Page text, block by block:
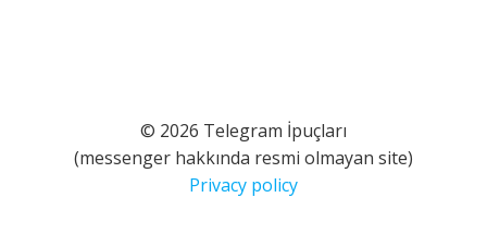
© 2026 Telegram İpuçları
(messenger hakkında resmi olmayan site)
Privacy policy